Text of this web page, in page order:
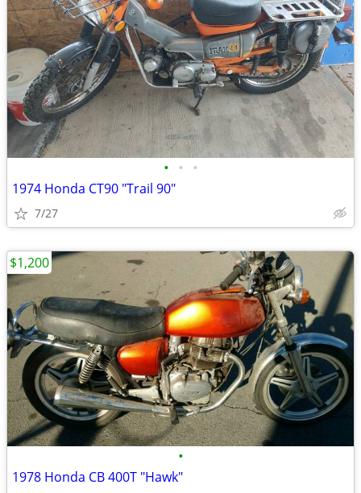
• • •
1974 Honda CT90 "Trail 90"
7/27
•
1978 Honda CB 400T "Hawk"
$1,200